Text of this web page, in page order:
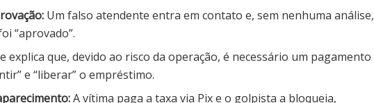
Um falso atendente entra em contato e, sem nenhuma análise,
“aprovado”.
explica que, devido ao risco da operação, é necessário um pagamento
e “liberar” o empréstimo.
A vítima paga a taxa via Pix e o golpista a bloqueia,